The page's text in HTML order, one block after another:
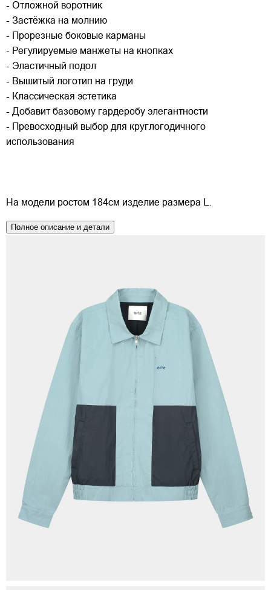
- Отложной воротник
- Застёжка на молнию
- Прорезные боковые карманы
- Регулируемые манжеты на кнопках
- Эластичный подол
- Вышитый логотип на груди
- Классическая эстетика
- Добавит базовому гардеробу элегантности
- Превосходный выбор для круглогодичного
использования
На модели ростом 184см изделие размера L.
Полное описание и детали